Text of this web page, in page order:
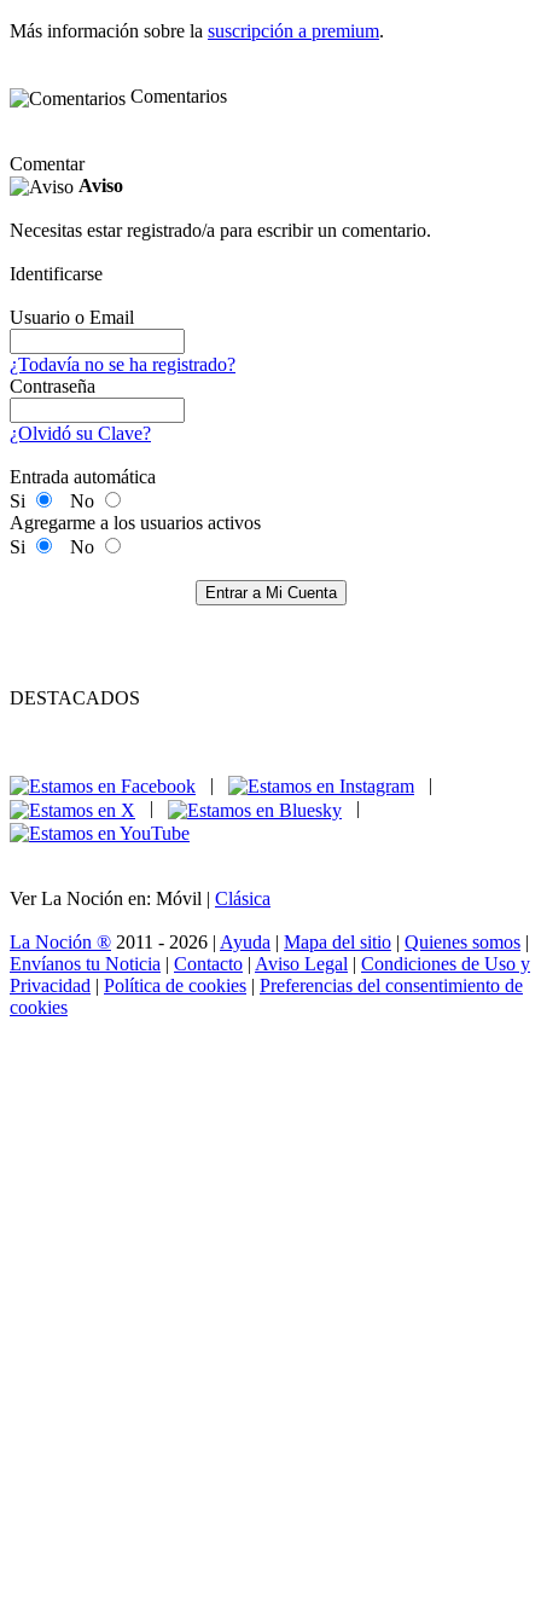
Más información sobre la suscripción a premium.
Comentarios
Comentar
Aviso
Necesitas estar registrado/a para escribir un comentario.
Identificarse
Usuario o Email
¿Todavía no se ha registrado?
Contraseña
¿Olvidó su Clave?
Entrada automática
Si
No
Agregarme a los usuarios activos
Si
No
Entrar a Mi Cuenta
DESTACADOS
|
|
|
|
Ver La Noción en: Móvil | Clásica
La Noción ® 2011 - 2026 | Ayuda | Mapa del sitio | Quienes somos |
Envíanos tu Noticia | Contacto | Aviso Legal | Condiciones de Uso y
Privacidad | Política de cookies | Preferencias del consentimiento de
cookies